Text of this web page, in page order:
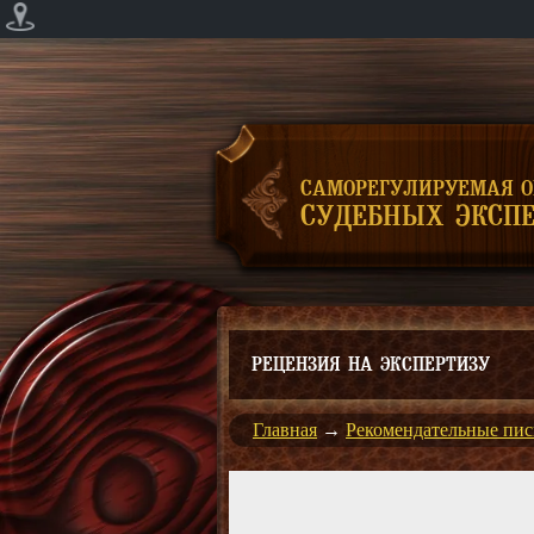
САМОРЕГУЛИРУЕМАЯ
СУДЕБНЫХ
РЕЦЕНЗИЯ НА ЭКСПЕРТИЗУ
Главная → Рекомендательные